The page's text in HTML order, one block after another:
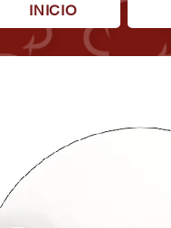
INICIO